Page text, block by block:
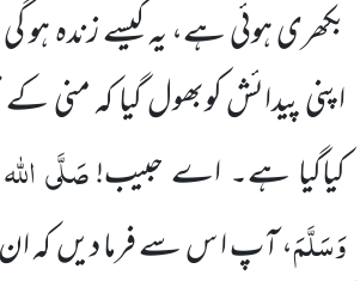
بکھری ہوئی ہے، یہکیسے زندہ ہو
اپنی پیدائش کوبھولگیا کہ منی
کیاگیا ہے۔ اے حبیب!صَلَّی اللہ
وَسَلَّمَ، آپ ا س سے فرما دیںکہ